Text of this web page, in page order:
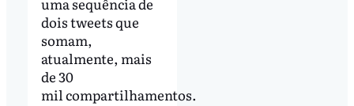
dois tweets que
somam,
atualmente, mais
de 30
mil compartilhamentos.